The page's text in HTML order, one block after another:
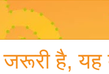
है, यह